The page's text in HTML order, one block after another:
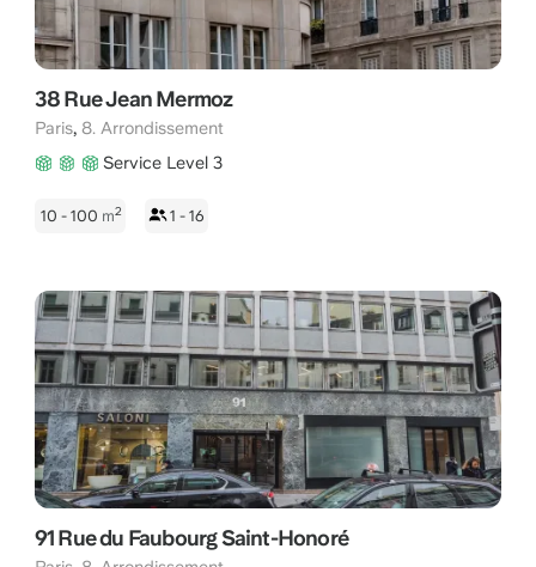
38 Rue Jean Mermoz
Paris, 8. Arrondissement
Service Level 3
10 - 100 m2 1 - 16
91 Rue du Faubourg Saint-Honoré